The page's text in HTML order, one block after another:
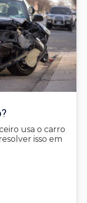
usa o carro
isso em